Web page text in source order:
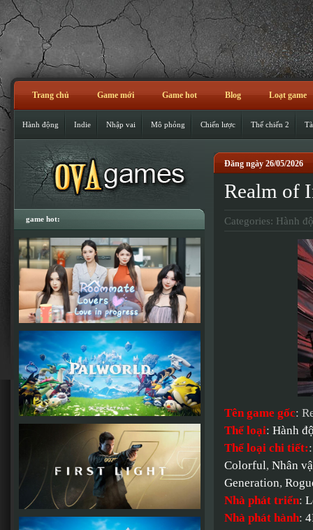
Trang chủ Game mới Game hot Blog Loạt game
Hành động Indie Nhập vai Mô phỏng Chiến lược Thế chiến 2
Đăng ngày 26/05/2026
Realm of
Categories: Hành
Tên game gốc:
Thể loại: Hành
Thể loại chi tiết:
Colorful, Nhân
Generation,
Nhà phát triển:
Nhà phát hành:
game hot: